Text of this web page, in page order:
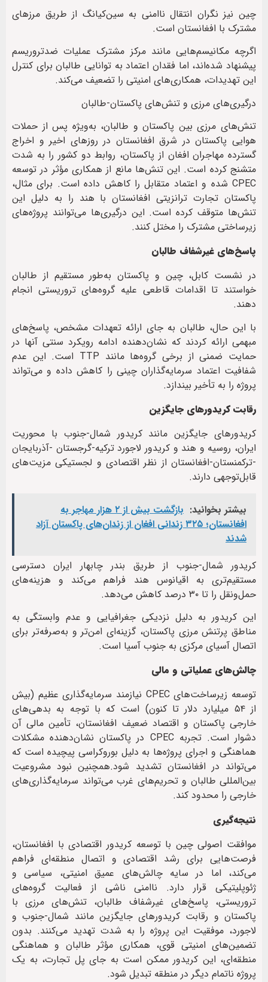
چین نیز نگران انتقال ناامنی به سین‌کیانگ از طریق مرزهای
مشترک با افغانستان است.
اگرچه مکانیسم‌هایی مانند مرکز مشترک عملیات ضدتروریسم
پیشنهاد شده‌اند، اما فقدان اعتماد به توانایی طالبان برای کنترل
این تهدیدات، همکاری‌های امنیتی را تضعیف می‌کند.
درگیری‌های مرزی و تنش‌های پاکستان-طالبان
تنش‌های مرزی بین پاکستان و طالبان، به‌ویژه پس از حملات
هوایی پاکستان در شرق افغانستان در روزهای اخیر و اخراج
گسترده مهاجران افغان از پاکستان، روابط دو کشور را به شدت
متشنج کرده است. این تنش‌ها مانع از همکاری مؤثر در توسعه
CPEC شده و اعتماد متقابل را کاهش داده است. برای مثال،
پاکستان تجارت ترانزیتی افغانستان با هند را به دلیل این
تنش‌ها متوقف کرده است. این درگیری‌ها می‌توانند پروژه‌های
زیرساختی مشترک را مختل کنند.
پاسخ‌های غیرشفاف طالبان
در نشست کابل، چین و پاکستان به‌طور مستقیم از طالبان
خواستند تا اقدامات قاطعی علیه گروه‌های تروریستی انجام
دهند.
با این حال، طالبان به جای ارائه تعهدات مشخص، پاسخ‌های
مبهمی ارائه کردند که نشان‌دهنده ادامه رویکرد سنتی آنها در
حمایت ضمنی از برخی گروه‌ها مانند TTP است. این عدم
شفافیت اعتماد سرمایه‌گذاران چینی را کاهش داده و می‌تواند
پروژه را به تأخیر بیندازد.
رقابت کریدورهای جایگزین
کریدورهای جایگزین مانند کریدور شمال-جنوب با محوریت
ایران، روسیه و هند و کریدور لاجورد ترکیه-گرجستان -آذربایجان
-ترکمنستان-افغانستان از نظر اقتصادی و لجستیکی مزیت‌های
قابل‌توجهی دارند.
بیشتر بخوانید:
بازگشت بیش از ۲ هزار مهاجر به
افغانستان؛ ۳۲۵ زندانی افغان از زندان‌های پاکستان آزاد
شدند
کریدور شمال-جنوب از طریق بندر چابهار ایران دسترسی
مستقیم‌تری به اقیانوس هند فراهم می‌کند و هزینه‌های
حمل‌ونقل را تا ۳۰ درصد کاهش می‌دهد.
این کریدور به دلیل نزدیکی جغرافیایی و عدم وابستگی به
مناطق پرتنش مرزی پاکستان، گزینه‌ای امن‌تر و به‌صرفه‌تر برای
اتصال آسیای مرکزی به جنوب آسیا است.
چالش‌های عملیاتی و مالی
توسعه زیرساخت‌های CPEC نیازمند سرمایه‌گذاری عظیم (بیش
از ۵۴ میلیارد دلار تا کنون) است که با توجه به بدهی‌های
خارجی پاکستان و اقتصاد ضعیف افغانستان، تأمین مالی آن
دشوار است. تجربه CPEC در پاکستان نشان‌دهنده مشکلات
هماهنگی و اجرای پروژه‌ها به دلیل بوروکراسی پیچیده است که
می‌تواند در افغانستان تشدید شود.همچنین نبود مشروعیت
بین‌المللی طالبان و تحریم‌های غرب می‌تواند سرمایه‌گذاری‌های
خارجی را محدود کند.
نتیجه‌گیری
موافقت اصولی چین با توسعه کریدور اقتصادی با افغانستان،
فرصت‌هایی برای رشد اقتصادی و اتصال منطقه‌ای فراهم
می‌کند، اما در سایه چالش‌های عمیق امنیتی، سیاسی و
ژئوپلیتیکی قرار دارد. ناامنی ناشی از فعالیت گروه‌های
تروریستی، پاسخ‌های غیرشفاف طالبان، تنش‌های مرزی با
پاکستان و رقابت کریدورهای جایگزین مانند شمال-جنوب و
لاجورد، موفقیت این پروژه را به شدت تهدید می‌کنند. بدون
تضمین‌های امنیتی قوی، همکاری مؤثر طالبان و هماهنگی
منطقه‌ای، این کریدور ممکن است به جای پل تجارت، به یک
پروژه ناتمام دیگر در منطقه تبدیل شود.